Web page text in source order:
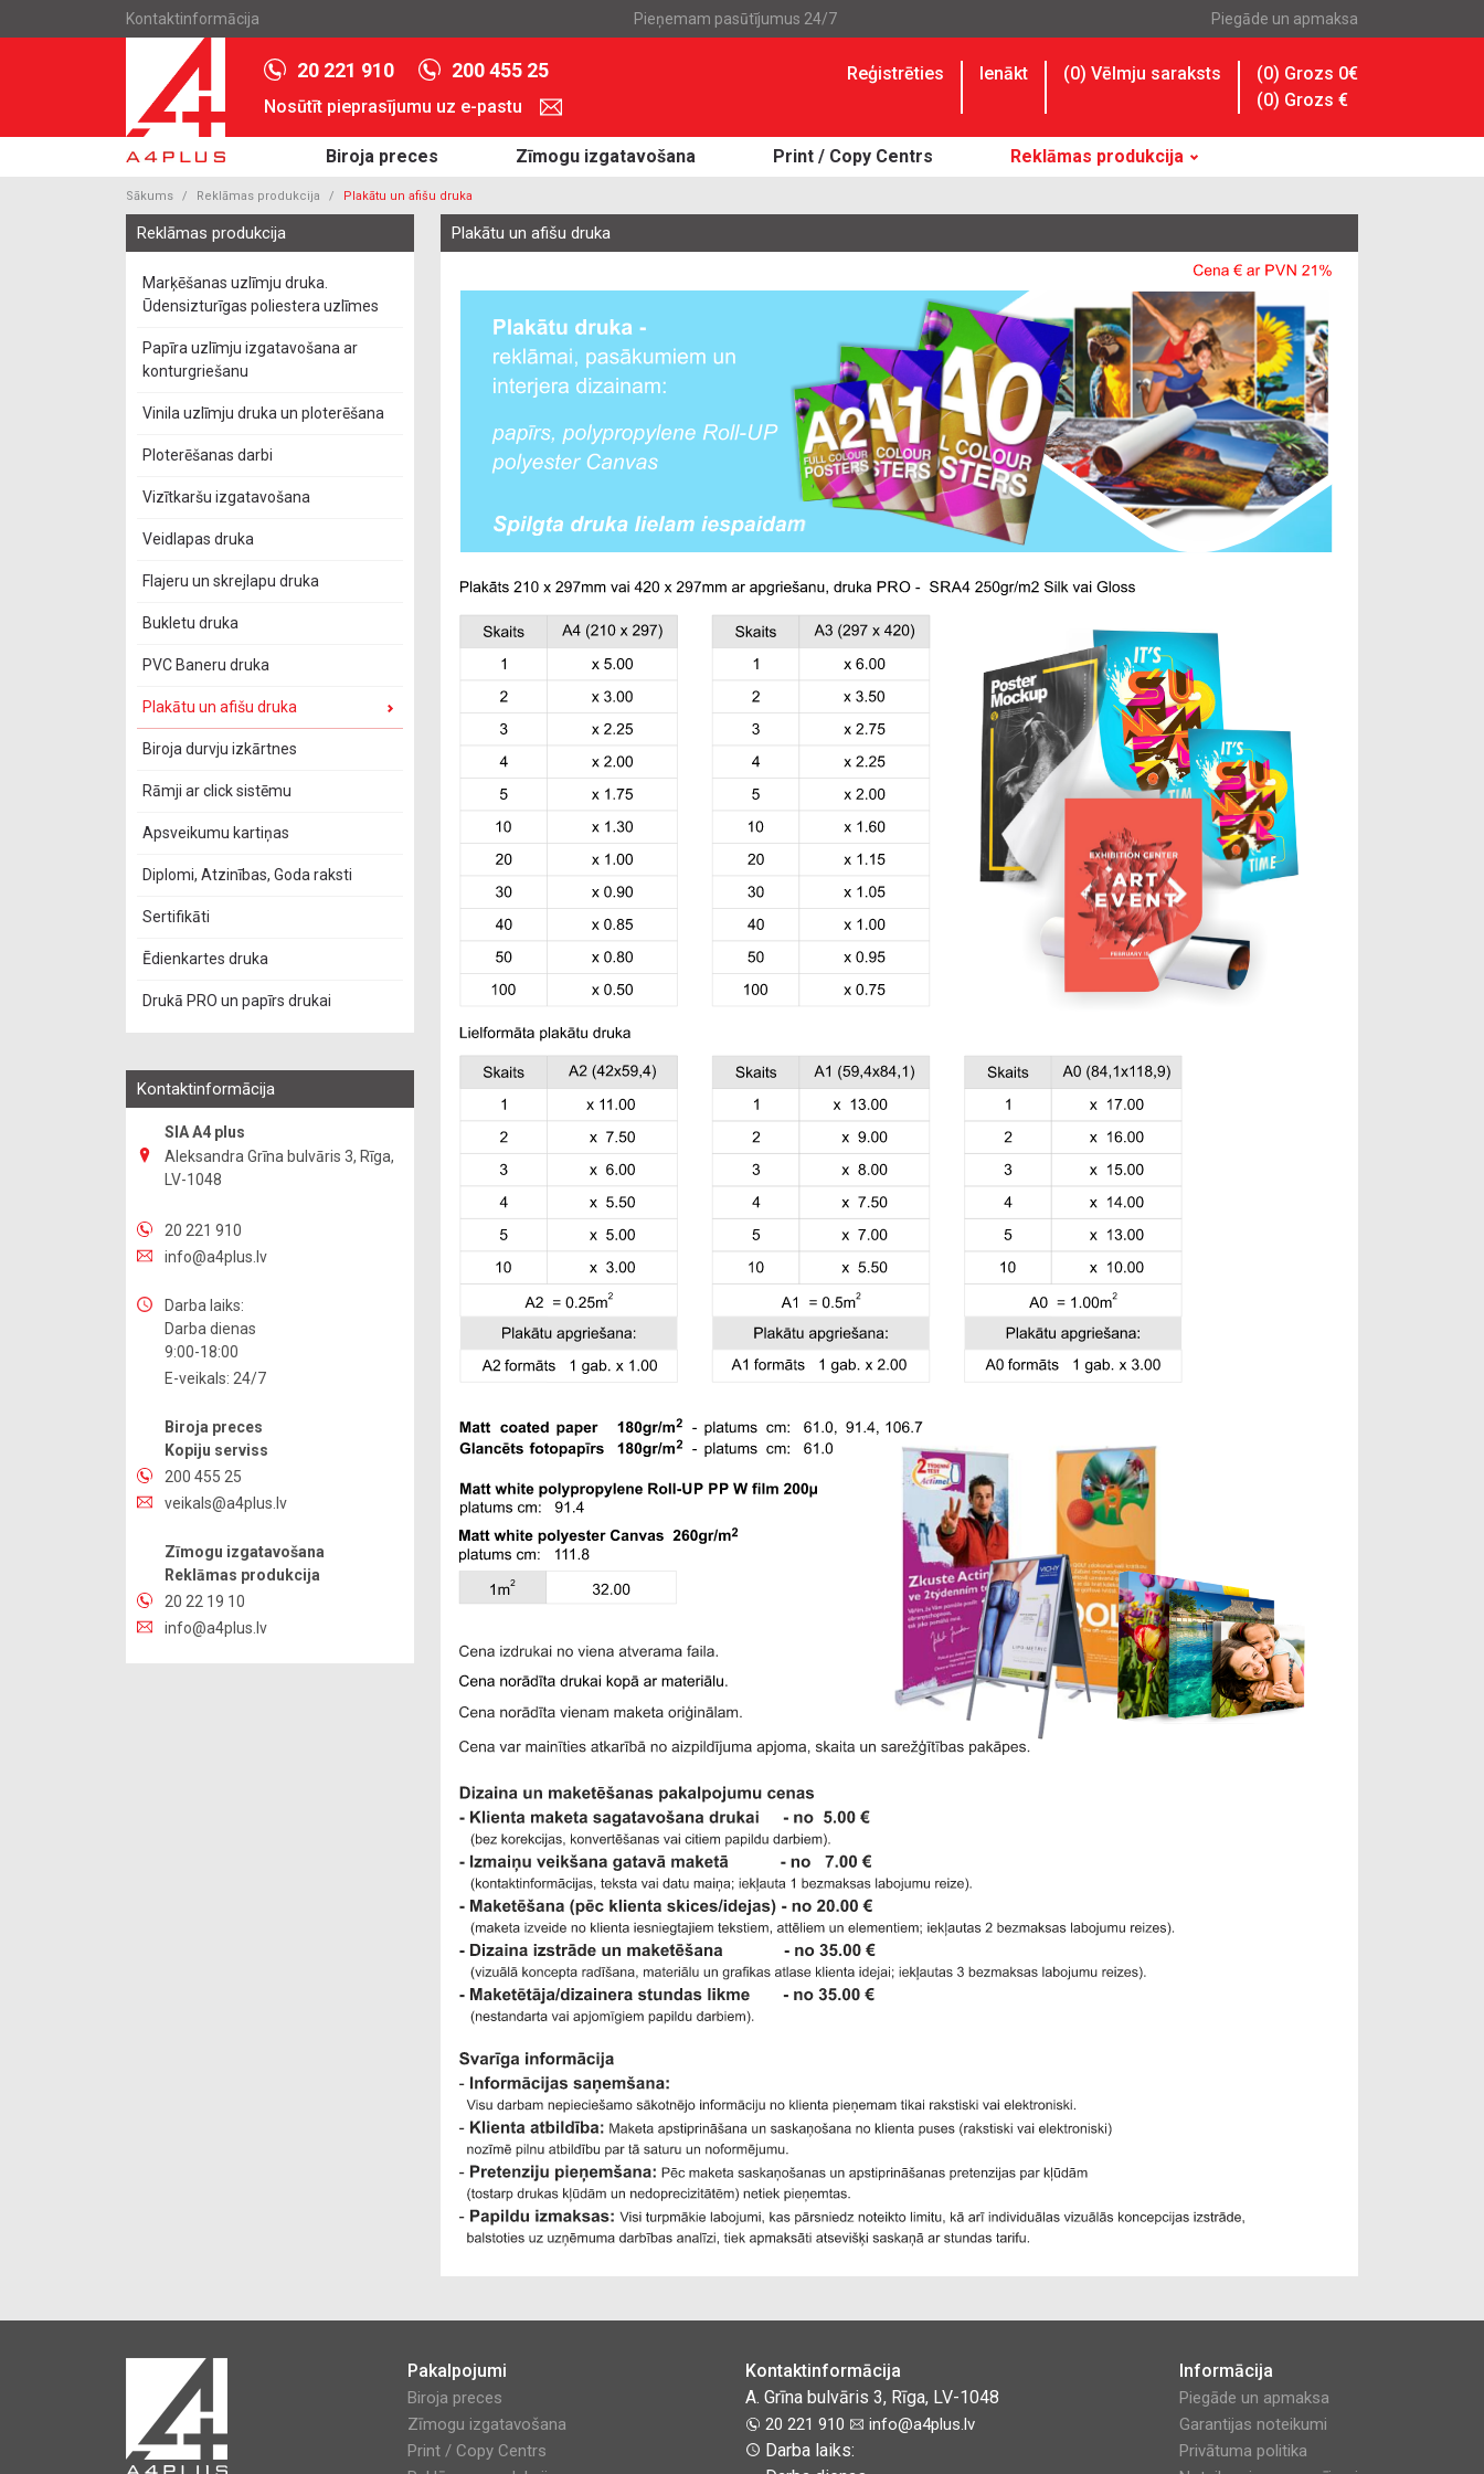
Kontaktinformācija Pieņemam pasūtījumus 24/7 Piegāde un apmaksa
20 221 910 200 455 25
Nosūtīt pieprasījumu uz e-pastu
Reģistrēties Ienākt (0) Vēlmju saraksts
(0) Grozs 0€
(0) Grozs €
Biroja preces Zīmogu izgatavošana Print / Copy Centrs Reklāmas produkcija
Sākums Reklāmas produkcija Plakātu un afišu druka
Reklāmas produkcija
Marķēšanas uzlīmju druka.
Ūdensizturīgas poliestera uzlīmes
Papīra uzlīmju izgatavošana ar
konturgriešanu
Vinila uzlīmju druka un ploterēšana
Ploterēšanas darbi
Vizītkaršu izgatavošana
Veidlapas druka
Flajeru un skrejlapu druka
Bukletu druka
PVC Baneru druka
Plakātu un afišu druka
Biroja durvju izkārtnes
Rāmji ar click sistēmu
Apsveikumu kartiņas
Diplomi, Atzinības, Goda raksti
Sertifikāti
Ēdienkartes druka
Drukā PRO un papīrs drukai
Kontaktinformācija
SIA A4 plus
Aleksandra Grīna bulvāris 3, Rīga,
LV-1048
20 221 910
info@a4plus.lv
Darba laiks:
Darba dienas
9:00-18:00
E-veikals: 24/7
Biroja preces
Kopiju serviss
200 455 25
veikals@a4plus.lv
Zīmogu izgatavošana
Reklāmas produkcija
20 22 19 10
info@a4plus.lv
Plakātu un afišu druka
Pakalpojumi
Biroja preces
Zīmogu izgatavošana
Print / Copy Centrs
Kontaktinformācija
A. Grīna bulvāris 3, Rīga, LV-1048
20 221 910 info@a4plus.lv
Darba laiks:
Informācija
Piegāde un apmaksa
Garantijas noteikumi
Privātuma politika